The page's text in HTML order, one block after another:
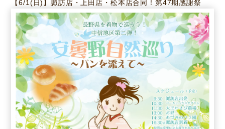
【6/1(日)】諏訪店・上田店・松本店合同！第47期感謝祭